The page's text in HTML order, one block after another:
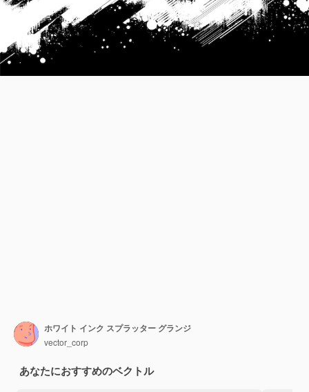
ホワイト インク スプラッター グランジ
vector_corp
あなたにおすすめのベクトル